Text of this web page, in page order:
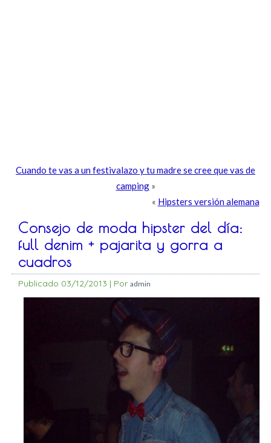
Cuando te vas a un festivalazo y tu madre se cree que vas de
camping»
« Hipsters versión alemana
Consejo de moda hipster del día:
full denim + pajarita y gorra a
cuadros
Publicado 03/12/2013 | Por admin